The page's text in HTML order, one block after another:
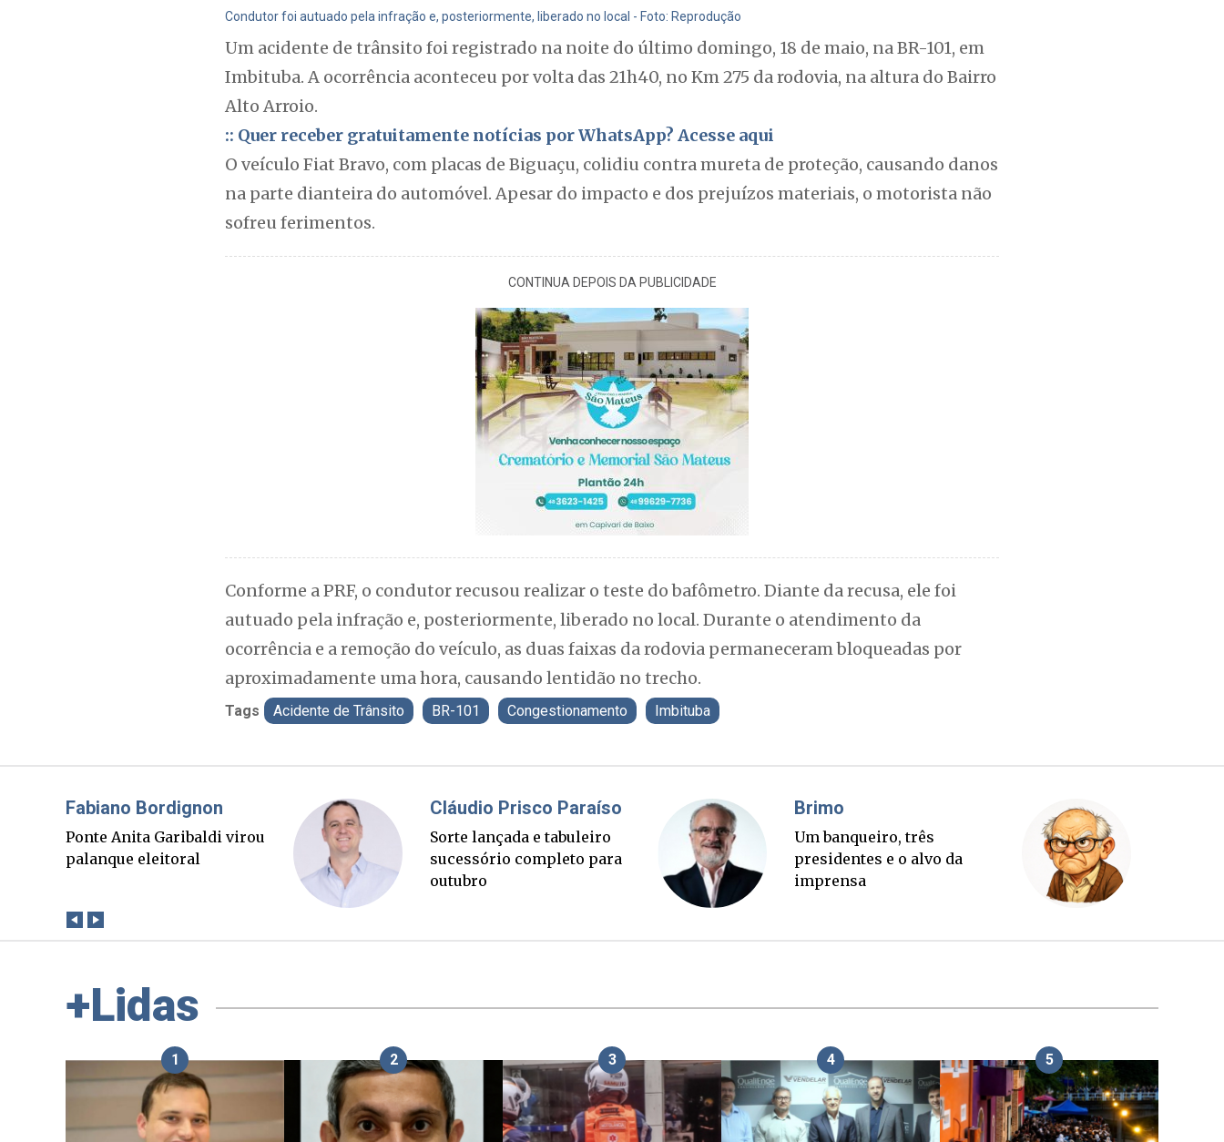
Condutor foi autuado pela infração e, posteriormente, liberado no local - Foto: Reprodução
Um acidente de trânsito foi registrado na noite do último domingo, 18 de maio, na BR-101, em
Imbituba. A ocorrência aconteceu por volta das 21h40, no Km 275 da rodovia, na altura do Bairro
Alto Arroio.
:: Quer receber gratuitamente notícias por WhatsApp? Acesse aqui
O veículo Fiat Bravo, com placas de Biguaçu, colidiu contra mureta de proteção, causando danos
na parte dianteira do automóvel. Apesar do impacto e dos prejuízos materiais, o motorista não
sofreu ferimentos.
CONTINUA DEPOIS DA PUBLICIDADE
Conforme a PRF, o condutor recusou realizar o teste do bafômetro. Diante da recusa, ele foi
autuado pela infração e, posteriormente, liberado no local. Durante o atendimento da
ocorrência e a remoção do veículo, as duas faixas da rodovia permaneceram bloqueadas por
aproximadamente uma hora, causando lentidão no trecho.
Tags Acidente de Trânsito BR-101 Congestionamento Imbituba
Bordignon
Anita Garibaldi virou
eleitoral
Cláudio Prisco Paraíso
Sorte lançada e tabuleiro
sucessório completo para
outubro
Brimo
Um banqueiro, três
presidentes e o alvo da
imprensa
Misael Elias
O Boato corre mais
que a verdade. Mas
paga a conta?
+Lidas
1 2 3 4 5